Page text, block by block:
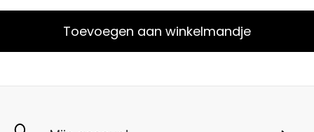
Toevoegen aan winkelmandje